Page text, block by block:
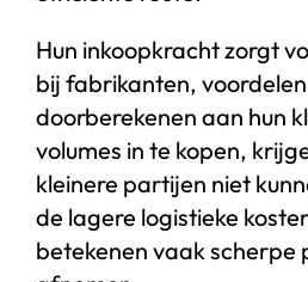
Hun inkoopkracht zorgt
bij fabrikanten,
doorberekenen aan hun
volumes in te kopen,
kleinere partijen niet
de lagere logistieke
betekenen vaak scherpe